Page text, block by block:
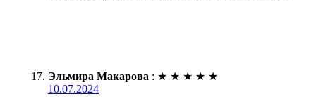
Эльмира Макарова : ★ ★ ★ ★ ★
10.07.2024